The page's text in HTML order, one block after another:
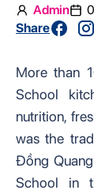
Admin
Share
More than
School
nutrition,
was the
Đồng
School in